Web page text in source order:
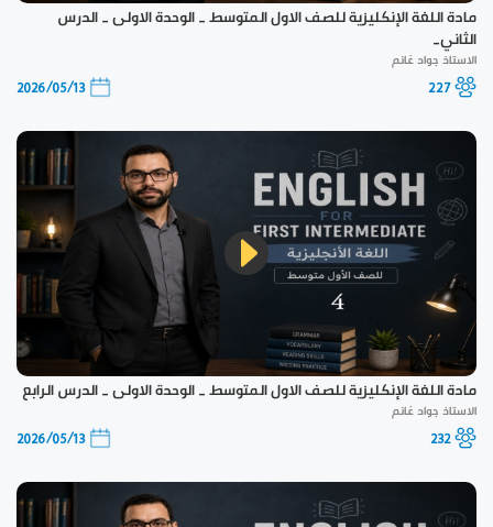
مادة اللغة الإنكليزية للصف الاول المتوسط _ الوحدة الاولى _ الدرس
الثاني_
الاستاذ جواد غانم
227
2026/05/13
مادة اللغة الإنكليزية للصف الاول المتوسط _ الوحدة الاولى _ الدرس الرابع
الاستاذ جواد غانم
232
2026/05/13